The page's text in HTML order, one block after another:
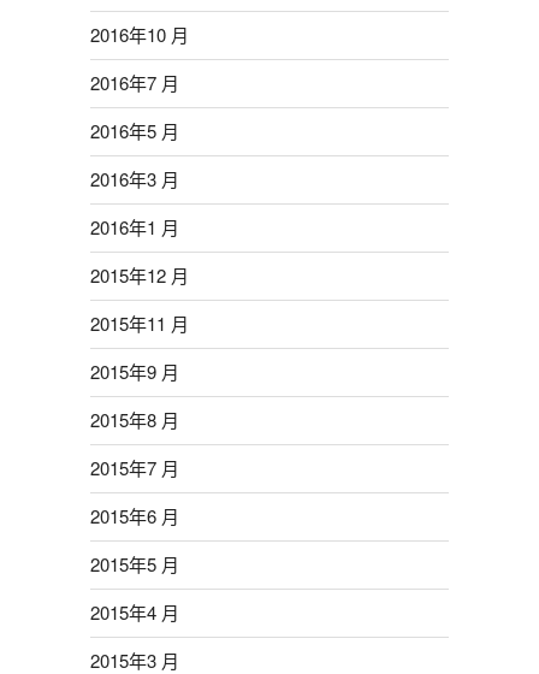
2016年10 月
2016年7 月
2016年5 月
2016年3 月
2016年1 月
2015年12 月
2015年11 月
2015年9 月
2015年8 月
2015年7 月
2015年6 月
2015年5 月
2015年4 月
2015年3 月